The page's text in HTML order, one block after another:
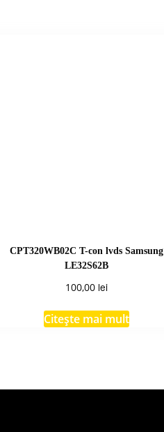
CPT320WB02C T-con lvds Samsung
LE32S62B
100,00 lei
Citește mai mult